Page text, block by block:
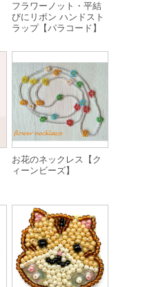
フラワーノット・平結
びにリボン ハンドスト
ラップ【パラコード】
お花のネックレス【ク
ィーンビーズ】